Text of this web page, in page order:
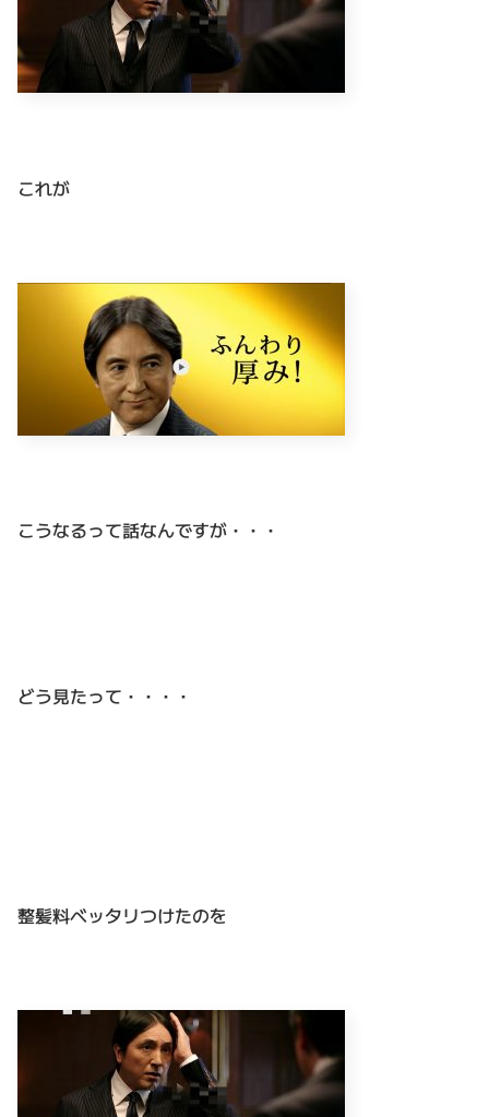
これが
こうなるって話なんですが・・・
どう見たって・・・・
整髪料ベッタリつけたのを